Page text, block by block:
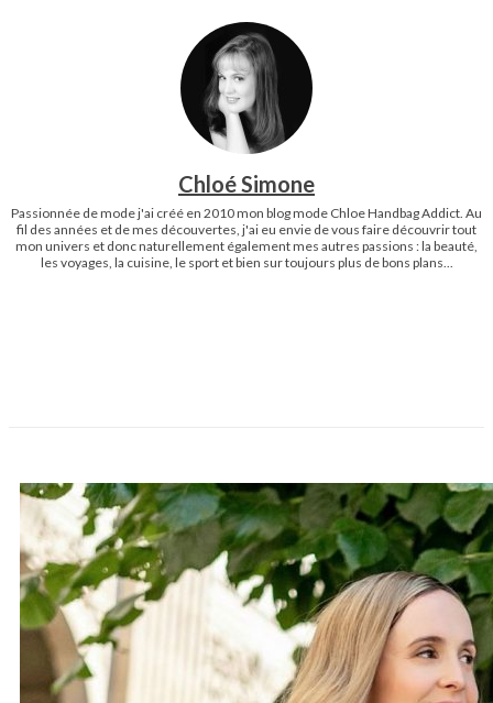
Chloé Simone
Passionnée de mode j'ai créé en 2010 mon blog mode Chloe Handbag Addict. Au
fil des années et de mes découvertes, j'ai eu envie de vous faire découvrir tout
mon univers et donc naturellement également mes autres passions : la beauté,
les voyages, la cuisine, le sport et bien sur toujours plus de bons plans...